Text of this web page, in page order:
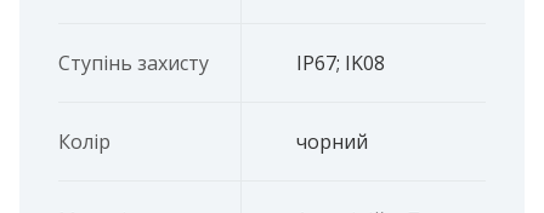
Ступінь захисту IP67; IK08
Колір чорний